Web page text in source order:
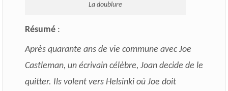
La doublure
Résumé:
Après quarante ans de vie commune avec Joe
Castleman, un écrivain célèbre, Joan decide de le
quitter. Ils volent vers Helsinki où Joe doit